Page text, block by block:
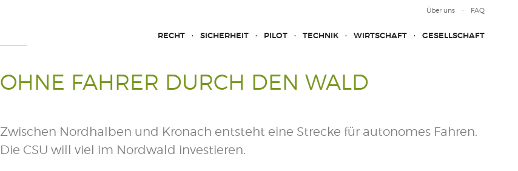
Über uns FAQ
RECHT SICHERHEIT PILOT TECHNIK WIRTSCHAFT GESELLSCHAFT
OHNE FAHRER DURCH DEN WALD
Zwischen Nordhalben und Kronach entsteht eine Strecke für autonomes Fahren.
Die CSU will viel im Nordwald investieren.